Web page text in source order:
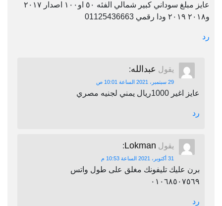
عايز مبلغ سوداني كبير شمالي الفئه ٥٠ او١٠٠ اصدار ٢٠١٧
و٢٠١٨ ٢٠١٩ ودا رقمي 01125436663
رد
يقول عبدالله:
29 سبتمبر، 2021 الساعة 10:01 ص
عايز اغير 1000ريال يمني لجنيه مصري
رد
يقول Lokman
:
31 أكتوبر، 2021 الساعة 10:53 م
برن عليك تليفونك مغلق على طول واتس
٠١٠٦٨٥٠٧٥٦٩
رد